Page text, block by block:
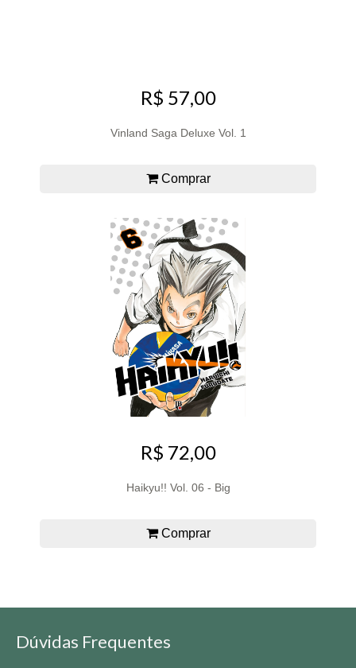
R$ 57,00
Vinland Saga Deluxe Vol. 1
Comprar
R$ 72,00
Haikyu!! Vol. 06 - Big
Comprar
Dúvidas Frequentes